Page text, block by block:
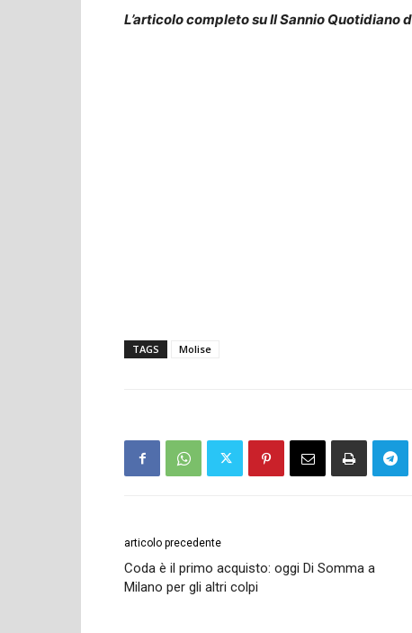
L’articolo completo su Il Sannio Quotidiano
TAGS Molise
articolo precedente
Coda è il primo acquisto: oggi Di Somma a
Milano per gli altri colpi